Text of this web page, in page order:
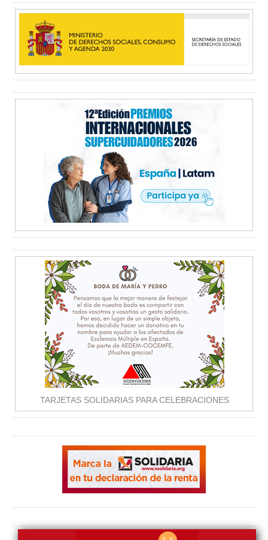
TARJETAS SOLIDARIAS PARA CELEBRACIONES